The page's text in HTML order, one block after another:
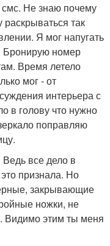
смс. Не знаю почему
так
Я мог напугать
Бронирую номер
Время летело
мог - от
интерьера с
в голову что нужно
поправляю
все дело в
признала. Но
закрывающие
ножки, не
Видимо этим ты меня